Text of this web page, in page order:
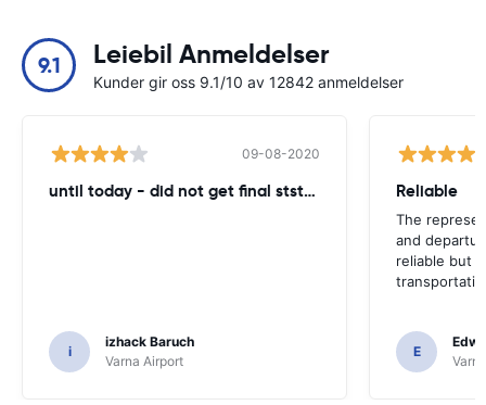
9.1 Leiebil Anmeldelser
Kunder gir oss 9.1/10 av 12842 anmeldelser
09-08-2020
until today - did not get final ststemant of the rent !!
i
izhack Baruch
Varna Airport
Reliable
The
and
reliable but
E